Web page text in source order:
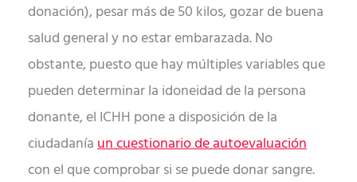
donación), pesar más de 50 kilos, gozar de buena
salud general y no estar embarazada. No
obstante, puesto que hay múltiples variables que
pueden determinar la idoneidad de la persona
donante, el ICHH pone a disposición de la
ciudadaníaun cuestionario de autoevaluación
con el que comprobar si se puede donar sangre.